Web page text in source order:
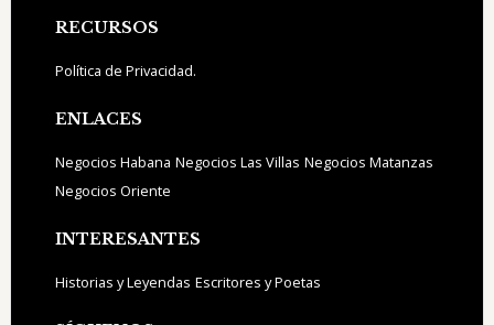
Footer
RECURSOS
Política de Privacidad.
ENLACES
Negocios Habana Negocios Las Villas Negocios Matanzas
Negocios Oriente
INTERESANTES
Historias y Leyendas Escritores y Poetas